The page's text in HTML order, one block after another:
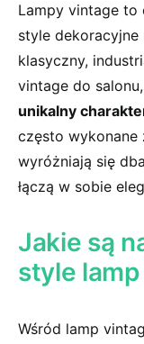
Lampy vintage to⁤
style⁣
klasyczny,
vintage do
unikalny
często⁤ wykonane
wyróżniają się
łączą ​w sobie
Jakie są
style
Wśród lamp